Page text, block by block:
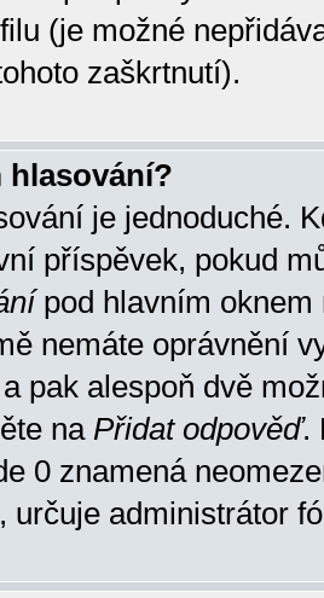
(je možné
zaškrtnutí).
hlasování?
je jednoduché.
příspěvek, pokud
pod hlavním oknem
nemáte oprávnění
pak alespoň dvě
na Přidat odpověď.
0 znamená
určuje administrátor